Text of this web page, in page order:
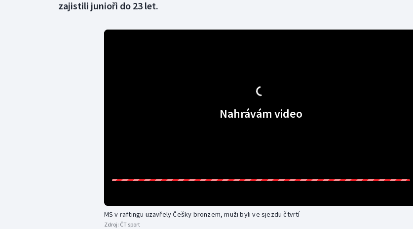
zajistili junioři do 23 let.
Nahrávám video
MS v raftingu uzavřely Češky bronzem, muži byli ve sjezdu čtvrtí
Zdroj: ČT sport